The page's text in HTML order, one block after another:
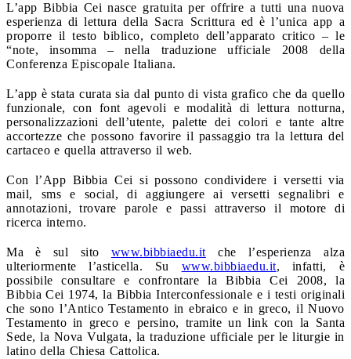
L’app Bibbia Cei nasce gratuita per offrire a tutti una nuova
esperienza di lettura della Sacra Scrittura ed è l’unica app a
proporre il testo biblico, completo dell’apparato critico – le
“note, insomma – nella traduzione ufficiale 2008 della
Conferenza Episcopale Italiana.
L’app è stata curata sia dal punto di vista grafico che da quello
funzionale, con font agevoli e modalità di lettura notturna,
personalizzazioni dell’utente, palette dei colori e tante altre
accortezze che possono favorire il passaggio tra la lettura del
cartaceo e quella attraverso il web.
Con l’App Bibbia Cei si possono condividere i versetti via
mail, sms e social, di aggiungere ai versetti segnalibri e
annotazioni, trovare parole e passi attraverso il motore di
ricerca interno.
Ma è sul sito www.bibbiaedu.it che l’esperienza alza
ulteriormente l’asticella. Su www.bibbiaedu.it, infatti, è
possibile consultare e confrontare la Bibbia Cei 2008, la
Bibbia Cei 1974, la Bibbia Interconfessionale e i testi originali
che sono l’Antico Testamento in ebraico e in greco, il Nuovo
Testamento in greco e persino, tramite un link con la Santa
Sede, la Nova Vulgata, la traduzione ufficiale per le liturgie in
latino della Chiesa Cattolica.